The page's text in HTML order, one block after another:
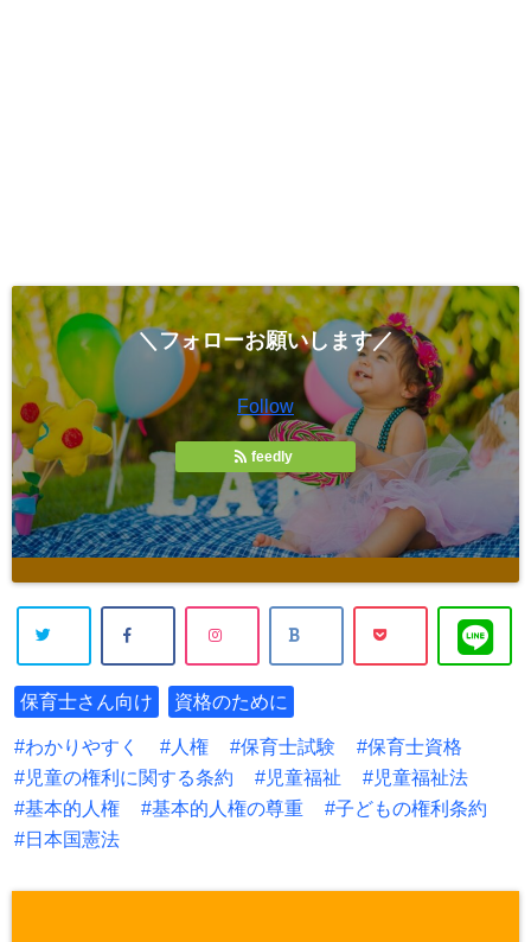
＼フォローお願いします／
Follow
feedly
保育士さん向け 資格のために
わかりやすく 人権 保育士試験
保育士資格
児童の権利に関する条約
児童福祉
児童福祉法
基本的人権
基本的人権の尊重
子どもの権利条約
日本国憲法